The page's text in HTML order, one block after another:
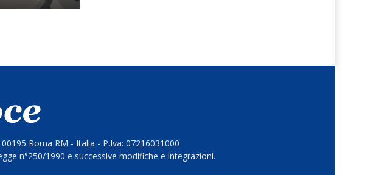
Roma RM - Italia - P.Iva: 07216031000
n°250/1990 e successive modifiche e integrazioni.